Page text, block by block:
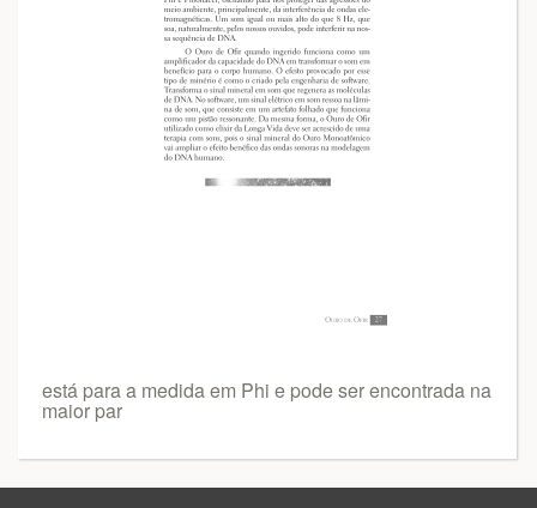
está para a medida em Phi e pode ser encontrada na
maior par